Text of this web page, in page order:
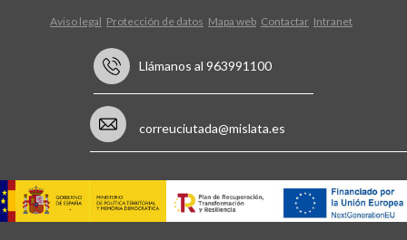
Aviso legal Protección de datos Mapa web Contactar Intranet
Llámanos al 963991100
correuciutada@mislata.es